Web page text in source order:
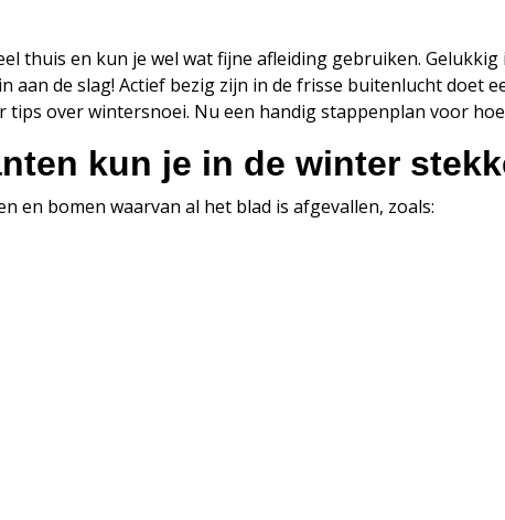
thuis en kun je wel wat fijne afleiding gebruiken.
de slag! Actief bezig zijn in de frisse buitenlucht doet
tips over wintersnoei. Nu een handig stappenplan voor
kun je in de winter
en bomen waarvan al het blad is afgevallen, zoals: